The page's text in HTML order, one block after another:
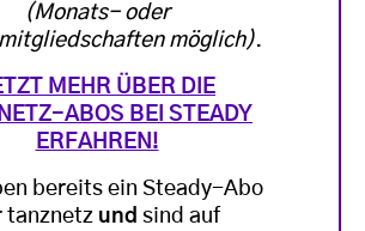
(Monats- oder
möglich).
MEHR ÜBER DIE
ABOS BEI STEADY
ERFAHREN!
bereits ein Steady-Abo
tanznetz und sind auf